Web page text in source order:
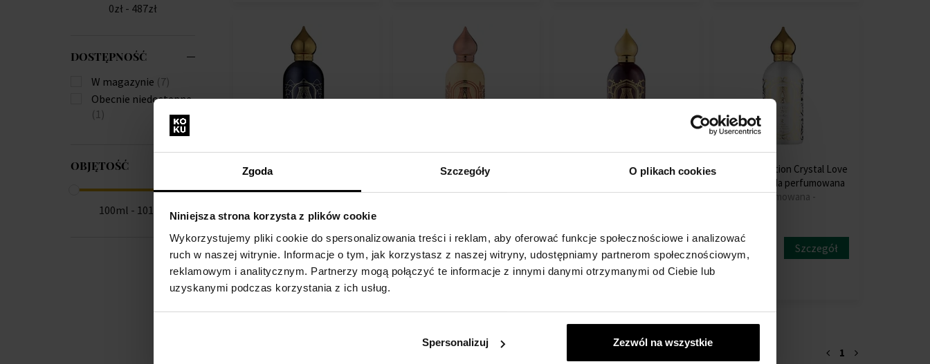
Zgoda Szczegóły O plikach cookies
Niniejsza strona korzysta z plików cookie
Wykorzystujemy pliki cookie do spersonalizowania treści i reklam, aby oferować funkcje społecznościowe i analizować
ruch w naszej witrynie. Informacje o tym, jak korzystasz z naszej witryny, udostępniamy partnerom społecznościowym,
reklamowym i analitycznym. Partnerzy mogą połączyć te informacje z innymi danymi otrzymanymi od Ciebie lub
uzyskanymi podczas korzystania z ich usług.
Spersonalizuj Zezwól na wszystkie
0zł - 487zł
DOSTĘPNOŚĆ
W magazynie (7)
Obecnie niedostępne
(1)
OBJĘTOŚĆ
100ml - 101ml
Attar Collection Khaltat
100ml - Woda perfumowana -
Unisex
Na stanie Szczegół
360,00 zł
Attar Collection Fleur De
100ml - Woda perfumowana -
Na stanie Szczegół
294,00 zł
Attar Collection King
perfumowana
Na stanie Szczegół
247,00 zł
Attar Collection Crystal Love
For Her Woda perfumowana
Woda perfumowana -
Obecnie
niedostępne
Szczegół
1